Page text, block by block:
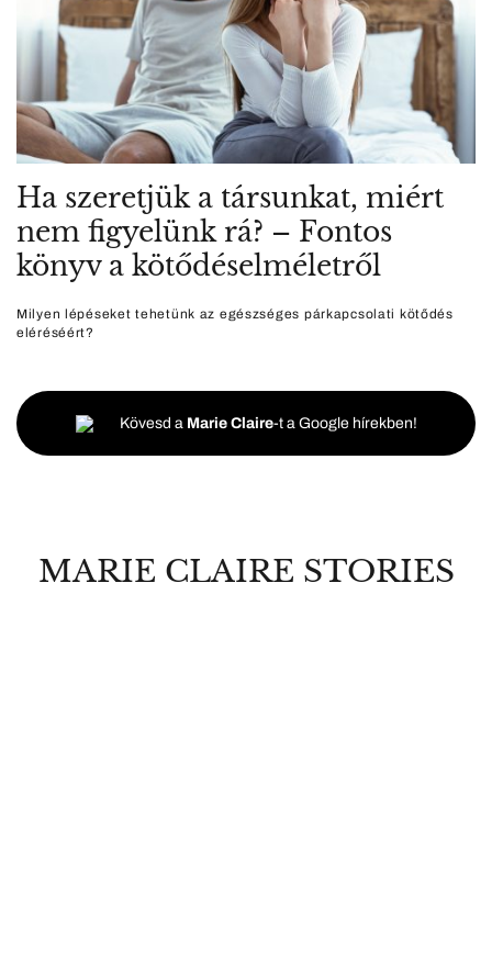
Ha szeretjük a társunkat, miért
nem figyelünk rá? – Fontos
könyv a kötődéselméletről
Milyen lépéseket tehetünk az egészséges párkapcsolati kötődés
eléréséért?
Kövesd a Marie Claire-t a Google hírekben!
MARIE CLAIRE STORIES